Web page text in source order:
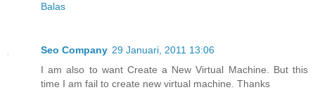
Balas
Seo Company 29 Januari, 2011 13:06
I am also to want Create a New Virtual Machine. But this
time I am fail to create new virtual machine. Thanks